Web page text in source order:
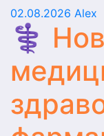
02.08.2026 Alex
⚕️